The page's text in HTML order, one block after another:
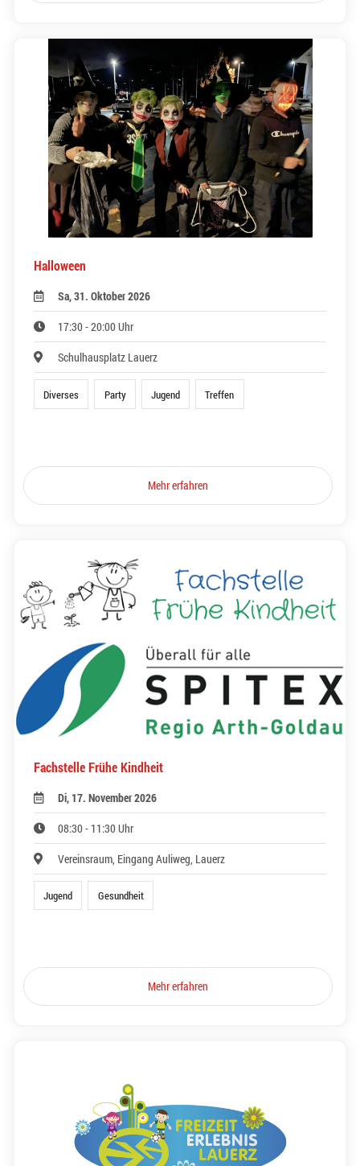
Halloween
Sa, 31. Oktober 2026
17:30 - 20:00 Uhr
Schulhausplatz Lauerz
Diverses Party Jugend Treffen
Mehr erfahren
Fachstelle Frühe Kindheit
Di, 17. November 2026
08:30 - 11:30 Uhr
Vereinsraum, Eingang Auliweg, Lauerz
Jugend Gesundheit
Mehr erfahren